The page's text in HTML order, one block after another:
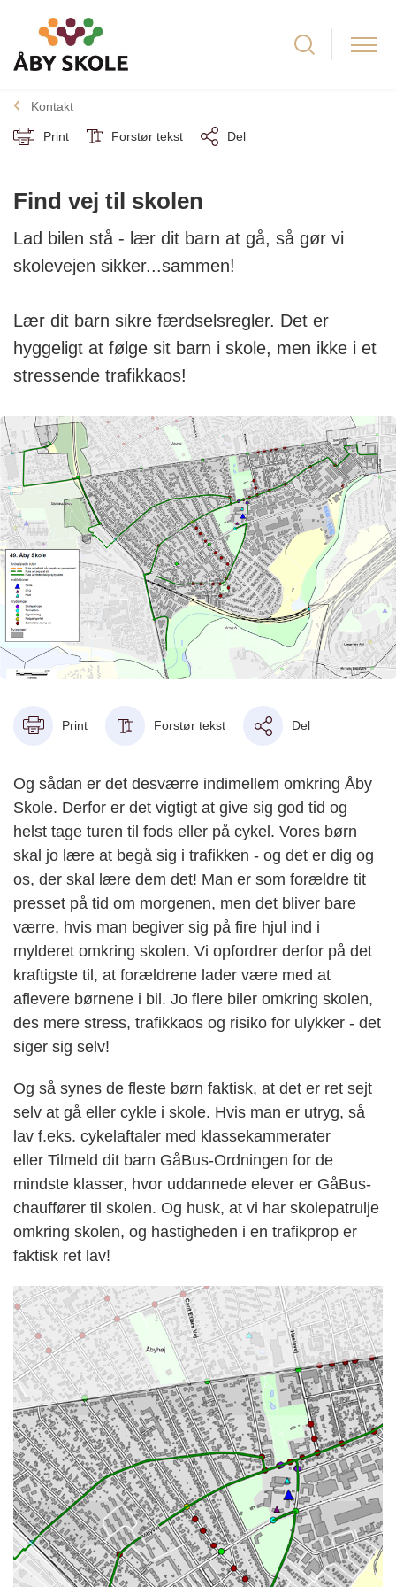
Kontakt
Print Forstør tekst Del
Find vej til skolen
Lad bilen stå - lær dit barn at gå, så gør vi
skolevejen sikker...sammen!
Lær dit barn sikre færdselsregler. Det er
hyggeligt at følge sit barn i skole, men ikke i et
stressende trafikkaos!
Print Forstør tekst Del
Og sådan er det desværre indimellem omkring Åby
Skole. Derfor er det vigtigt at give sig god tid og
helst tage turen til fods eller på cykel. Vores børn
skal jo lære at begå sig i trafikken - og det er dig og
os, der skal lære dem det! Man er som forældre tit
presset på tid om morgenen, men det bliver bare
værre, hvis man begiver sig på fire hjul ind i
mylderet omkring skolen. Vi opfordrer derfor på det
kraftigste til, at forældrene lader være med at
aflevere børnene i bil. Jo flere biler omkring skolen,
des mere stress, trafikkaos og risiko for ulykker - det
siger sig selv!
Og så synes de fleste børn faktisk, at det er ret sejt
selv at gå eller cykle i skole. Hvis man er utryg, så
lav f.eks. cykelaftaler med klassekammerater
eller Tilmeld dit barn GåBus-Ordningen for de
mindste klasser, hvor uddannede elever er GåBus-
chauffører til skolen. Og husk, at vi har skolepatrulje
omkring skolen, og hastigheden i en trafikprop er
faktisk ret lav!